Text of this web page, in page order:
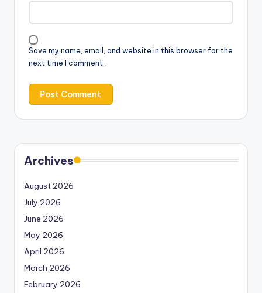
Save my name, email, and website in this browser for the
next time I comment.
Archives
August 2026
July 2026
June 2026
May 2026
April 2026
March 2026
February 2026